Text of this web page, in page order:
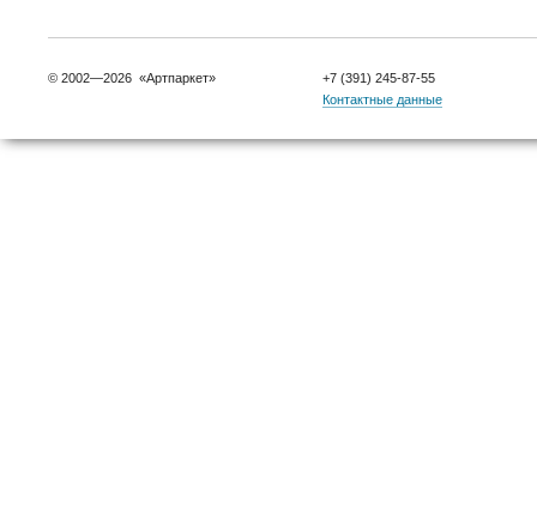
© 2002—2026 «Артпаркет»
+7 (391) 245-87-55
Контактные данные